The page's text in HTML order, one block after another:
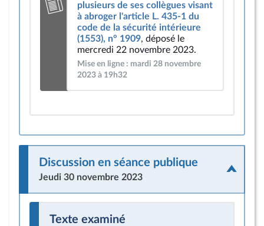
plusieurs de ses collègues visant
à abroger l'article L. 435-1 du
code de la sécurité intérieure
(1553), n° 1909, déposé le
mercredi 22 novembre 2023.
Mise en ligne : mardi 28 novembre
2023 à 19h32
Discussion en séance publique
Jeudi 30 novembre 2023
Texte examiné